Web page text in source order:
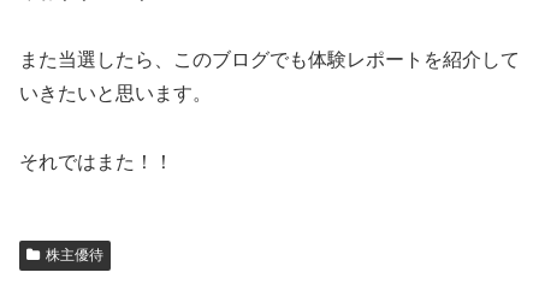
また当選したら、このブログでも体験レポートを紹介して
いきたいと思います。
それではまた！！
株主優待